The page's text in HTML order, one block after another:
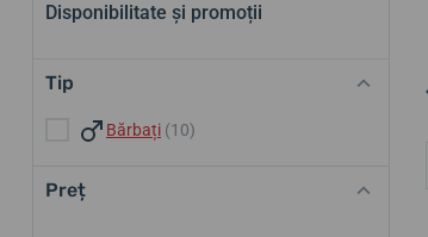
Disponibilitate și promoții
Tip
Bărbați (10)
Preț